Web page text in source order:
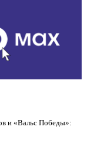
и «Вальс Победы»: